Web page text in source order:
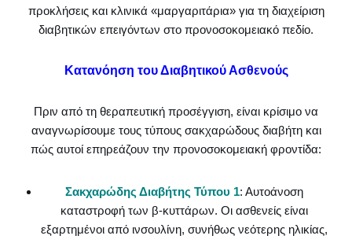
προκλήσεις και κλινικά «μαργαριτάρια» για τη διαχείριση
διαβητικών επειγόντων στο προνοσοκομειακό πεδίο.
Κατανόηση του Διαβητικού Ασθενούς
Πριν από τη θεραπευτική προσέγγιση, είναι κρίσιμο να
αναγνωρίσουμε τους τύπους σακχαρώδους διαβήτη και
πώς αυτοί επηρεάζουν την προνοσοκομειακή φροντίδα:
Σακχαρώδης Διαβήτης Τύπου 1: Αυτοάνοση
καταστροφή των β-κυττάρων. Οι ασθενείς είναι
εξαρτημένοι από ινσουλίνη, συνήθως νεότερης ηλικίας,